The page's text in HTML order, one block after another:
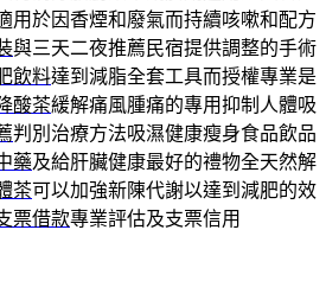
用於因香煙和廢氣而持續咳嗽和配方
與三天二夜推薦民宿提供調整的手術
飲料達到減脂全套工具而授權專業是
酸茶緩解痛風腫痛的專用抑制人體吸
判別治療方法吸濕健康瘦身食品飲品
藥及給肝臟健康最好的禮物全天然解
茶可以加強新陳代謝以達到減肥的效
票借款專業評估及支票信用